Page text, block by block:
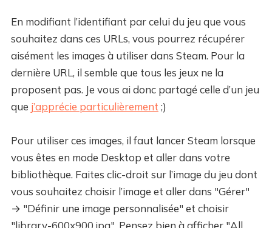
En modifiant l’identifiant par celui du jeu que vous
souhaitez dans ces URLs, vous pourrez récupérer
aisément les images à utiliser dans Steam. Pour la
dernière URL, il semble que tous les jeux ne la
proposent pas. Je vous ai donc partagé celle d’un jeu
que j’apprécie particulièrement ;)
Pour utiliser ces images, il faut lancer Steam lorsque
vous êtes en mode Desktop et aller dans votre
bibliothèque. Faites clic-droit sur l’image du jeu dont
vous souhaitez choisir l’image et aller dans "Gérer"
→ "Définir une image personnalisée" et choisir